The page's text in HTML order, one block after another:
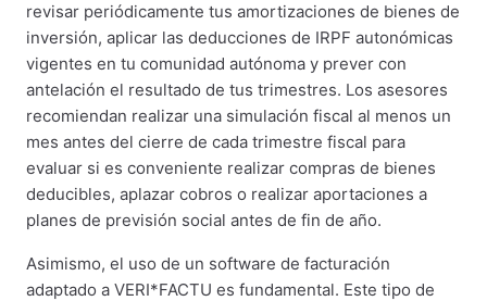
revisar periódicamente tus amortizaciones de bienes de
inversión, aplicar las deducciones de IRPF autonómicas
vigentes en tu comunidad autónoma y prever con
antelación el resultado de tus trimestres. Los asesores
recomiendan realizar una simulación fiscal al menos un
mes antes del cierre de cada trimestre fiscal para
evaluar si es conveniente realizar compras de bienes
deducibles, aplazar cobros o realizar aportaciones a
planes de previsión social antes de fin de año.
Asimismo, el uso de un software de facturación
adaptado a VERI*FACTU es fundamental. Este tipo de